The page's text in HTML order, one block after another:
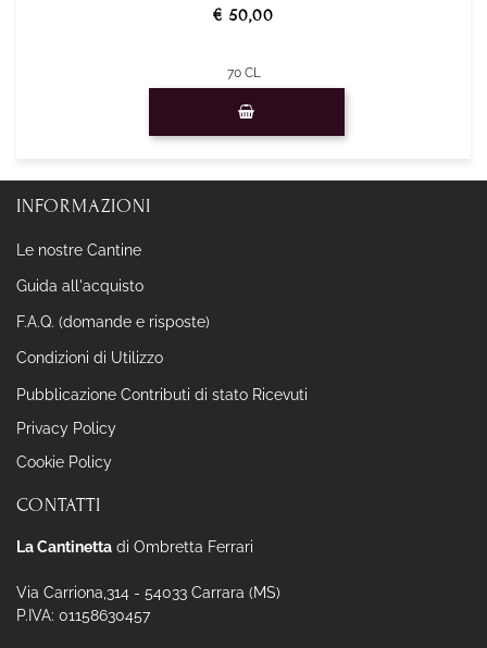
€ 50,00
70 CL
INFORMAZIONI
Le nostre Cantine
Guida all'acquisto
F.A.Q. (domande e risposte)
Condizioni di Utilizzo
Pubblicazione Contributi di stato Ricevuti
Privacy Policy
Cookie Policy
CONTATTI
La Cantinetta di Ombretta Ferrari
Via Carriona,314 - 54033 Carrara (MS)
P.IVA: 01158630457